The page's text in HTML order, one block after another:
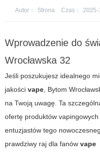
Autor： Strona Czas： 2025-
Wprowadzenie do
Wrocławska 32
Jeśli poszukujesz idealnego
jakości vape, Bytom
na Twoją uwagę. Ta
ofertę produktów
entuzjastów tego
prawdziwy raj dla fanów vape